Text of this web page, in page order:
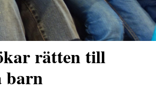
rätten till
barn